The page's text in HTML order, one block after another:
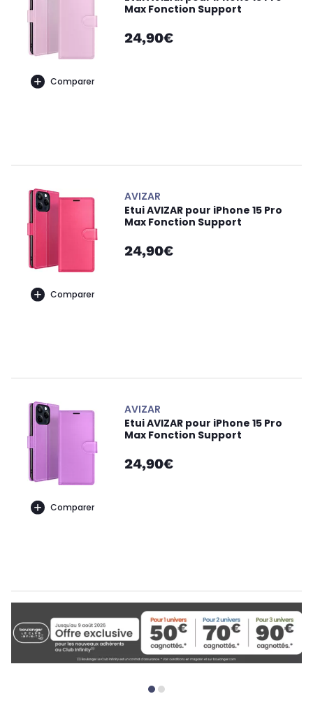
Comparer
Max Fonction Support
24,90€
Comparer
AVIZAR
Etui AVIZAR pour iPhone 15 Pro
Max Fonction Support
24,90€
Comparer
AVIZAR
Etui AVIZAR pour iPhone 15 Pro
Max Fonction Support
24,90€